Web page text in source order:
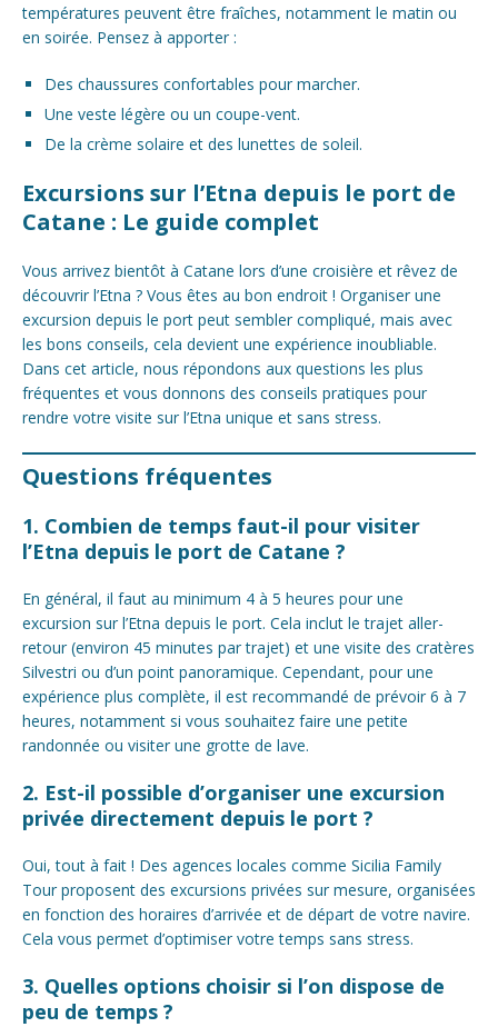
températures peuvent être fraîches, notamment le matin ou
en soirée. Pensez à apporter :
Des chaussures confortables pour marcher.
Une veste légère ou un coupe-vent.
De la crème solaire et des lunettes de soleil.
Excursions sur l’Etna depuis le port de
Catane : Le guide complet
Vous arrivez bientôt à Catane lors d’une croisière et rêvez de
découvrir l’Etna ? Vous êtes au bon endroit ! Organiser une
excursion depuis le port peut sembler compliqué, mais avec
les bons conseils, cela devient une expérience inoubliable.
Dans cet article, nous répondons aux questions les plus
fréquentes et vous donnons des conseils pratiques pour
rendre votre visite sur l’Etna unique et sans stress.
Questions fréquentes
1. Combien de temps faut-il pour visiter
l’Etna depuis le port de Catane ?
En général, il faut au minimum 4 à 5 heures pour une
excursion sur l’Etna depuis le port. Cela inclut le trajet aller-
retour (environ 45 minutes par trajet) et une visite des cratères
Silvestri ou d’un point panoramique. Cependant, pour une
expérience plus complète, il est recommandé de prévoir 6 à 7
heures, notamment si vous souhaitez faire une petite
randonnée ou visiter une grotte de lave.
2. Est-il possible d’organiser une excursion
privée directement depuis le port ?
Oui, tout à fait ! Des agences locales comme Sicilia Family
Tour proposent des excursions privées sur mesure, organisées
en fonction des horaires d’arrivée et de départ de votre navire.
Cela vous permet d’optimiser votre temps sans stress.
3. Quelles options choisir si l’on dispose de
peu de temps ?